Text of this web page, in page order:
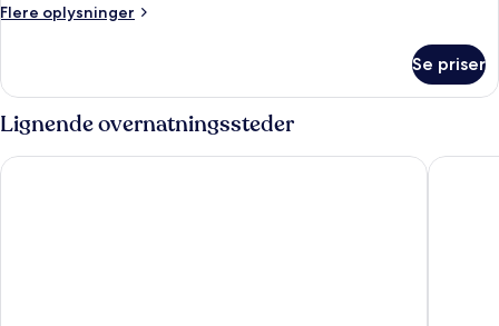
Flere oplysninger
Flere
Se priser
Lignende overnatningssteder
Hotel Córdoba Center